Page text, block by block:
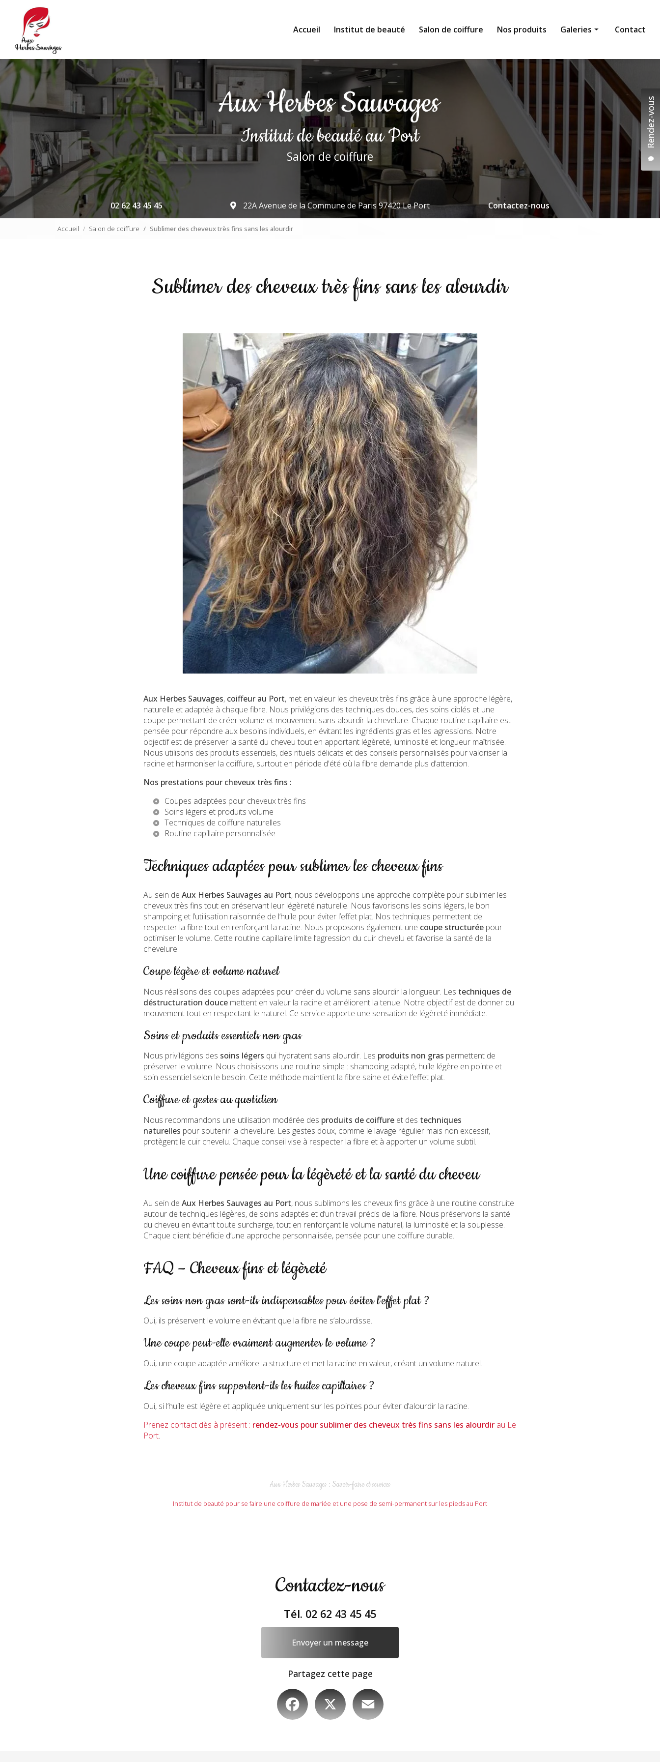
contenu
principal
Rendez-vous
Accueil Institut de beauté Salon de coiffure Nos produits Galeries
Institut de beauté
Salon de coiffure
Nos produits
Contact
Institut de beautéau Port
Salon de coiffure
02 62 43 45 45 22A Avenue de la Commune de Paris 97420 Le Port Contactez-nous
Accueil Salon de coiffure Sublimer des cheveux très fins sans les alourdir
Sublimer des cheveux très fins sans les alourdir
Aux Herbes Sauvages, coiffeur au Port, met en valeur les cheveux très fins grâce à une approche légère,
naturelle et adaptée à chaque fibre. Nous privilégions des techniques douces, des soins ciblés et une
coupe permettant de créer volume et mouvement sans alourdir la chevelure. Chaque routine capillaire est
pensée pour répondre aux besoins individuels, en évitant les ingrédients gras et les agressions. Notre
objectif est de préserver la santé du cheveu tout en apportant légèreté, luminosité et longueur maîtrisée.
Nous utilisons des produits essentiels, des rituels délicats et des conseils personnalisés pour valoriser la
racine et harmoniser la coiffure, surtout en période d'été où la fibre demande plus d’attention.
Nos prestations pour cheveux très fins :
Coupes adaptées pour cheveux très fins
Soins légers et produits volume
Techniques de coiffure naturelles
Routine capillaire personnalisée
Techniques adaptées pour sublimer les cheveux fins
Au sein de Aux Herbes Sauvages au Port, nous développons une approche complète pour sublimer les
cheveux très fins tout en préservant leur légèreté naturelle. Nous favorisons les soins légers, le bon
shampoing et l’utilisation raisonnée de l’huile pour éviter l’effet plat. Nos techniques permettent de
respecter la fibre tout en renforçant la racine. Nous proposons également une coupe structurée pour
optimiser le volume. Cette routine capillaire limite l’agression du cuir chevelu et favorise la santé de la
chevelure.
Coupe légère et volume naturel
Nous réalisons des coupes adaptées pour créer du volume sans alourdir la longueur. Les techniques de
déstructuration douce mettent en valeur la racine et améliorent la tenue. Notre objectif est de donner du
mouvement tout en respectant le naturel. Ce service apporte une sensation de légèreté immédiate.
Soins et produits essentiels non gras
Nous privilégions des soins légers qui hydratent sans alourdir. Les produits non gras permettent de
préserver le volume. Nous choisissons une routine simple : shampoing adapté, huile légère en pointe et
soin essentiel selon le besoin. Cette méthode maintient la fibre saine et évite l’effet plat.
Coiffure et gestes au quotidien
Nous recommandons une utilisation modérée des produits de coiffure et des techniques
naturelles pour soutenir la chevelure. Les gestes doux, comme le lavage régulier mais non excessif,
protègent le cuir chevelu. Chaque conseil vise à respecter la fibre et à apporter un volume subtil.
Une coiffure pensée pour la légèreté et la santé du cheveu
Au sein de Aux Herbes Sauvages au Port, nous sublimons les cheveux fins grâce à une routine construite
autour de techniques légères, de soins adaptés et d’un travail précis de la fibre. Nous préservons la santé
du cheveu en évitant toute surcharge, tout en renforçant le volume naturel, la luminosité et la souplesse.
Chaque client bénéficie d’une approche personnalisée, pensée pour une coiffure durable.
FAQ – Cheveux fins et légèreté
Les soins non gras sont-ils indispensables pour éviter l’effet plat ?
Oui, ils préservent le volume en évitant que la fibre ne s’alourdisse.
Une coupe peut-elle vraiment augmenter le volume ?
Oui, une coupe adaptée améliore la structure et met la racine en valeur, créant un volume naturel.
Les cheveux fins supportent-ils les huiles capillaires ?
Oui, si l’huile est légère et appliquée uniquement sur les pointes pour éviter d’alourdir la racine.
Prenez contact dès à présent : rendez-vous pour sublimer des cheveux très fins sans les alourdir au Le
Port.
Aux Herbes Sauvages : Savoir-faire et services
Institut de beauté pour se faire une coiffure de mariée et une pose de semi-permanent sur les pieds au Port
Contactez-nous
Tél. 02 62 43 45 45
Envoyer un message
Partagez cette page
Facebook